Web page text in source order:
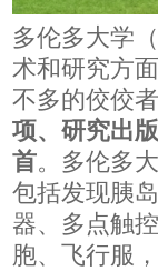
多伦多大学
术和研究方
不多的佼佼
项、研究出
首。多伦多
包括发现胰
器、多点触
胞、飞行服